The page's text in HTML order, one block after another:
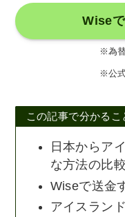
Wise
※為
※公
この記事で分かるこ
日本からア
な方法の比較
Wiseで送金
アイスラン